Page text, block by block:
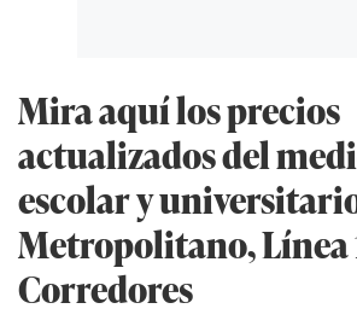
Mira aquí los precios
actualizados del
escolar y
Metropolitano, Línea
Corredores